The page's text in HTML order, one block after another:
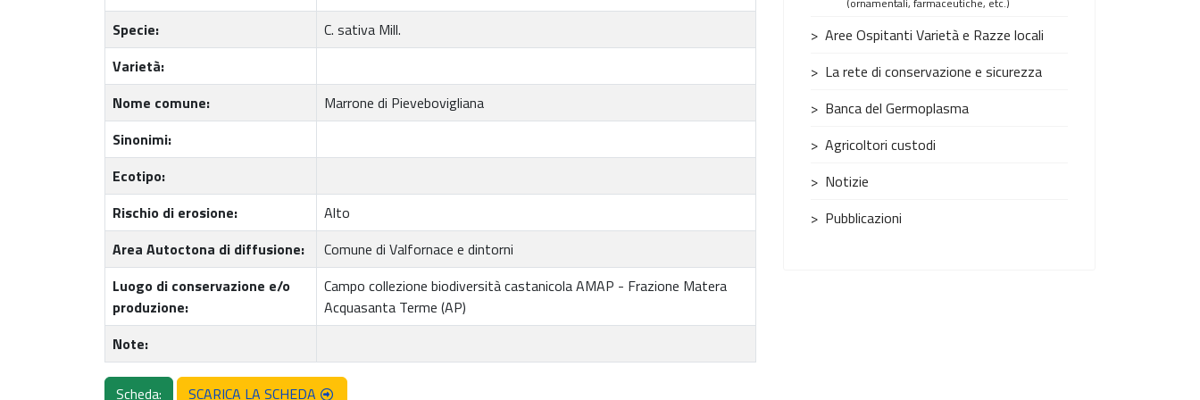
Specie:
C. sativa Mill.
Varietà:
Nome comune:
Marrone di Pievebovigliana
Sinonimi:
Ecotipo:
Rischio di erosione:
Alto
Area Autoctona di diffusione:
Comune di Valfornace e dintorni
Luogo di conservazione e/o
produzione:
Campo collezione biodiversità castanicola AMAP - Frazione Matera
Acquasanta Terme (AP)
Note:
Scheda: SCARICA LA SCHEDA
Aree Ospitanti Varietà e Razze locali
La rete di conservazione e sicurezza
Banca del Germoplasma
Agricoltori custodi
Notizie
Pubblicazioni